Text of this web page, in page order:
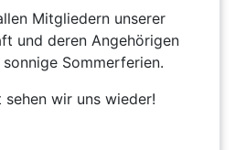
Mitgliedern unserer
und deren Angehörigen
Sommerferien.
sehen wir uns wieder!